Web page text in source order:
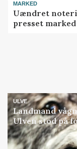
MARKED
Uændret
presset
ULVE
Landmand
Ulven stod på